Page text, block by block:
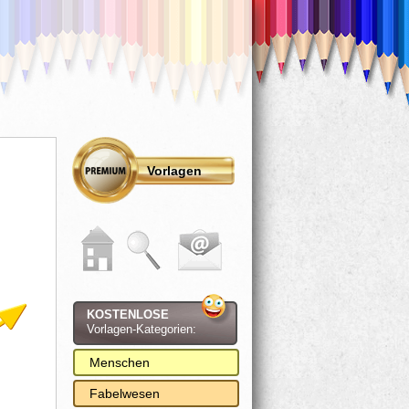
Vorlagen
KOSTENLOSE
Vorlagen-Kategorien:
Menschen
Fabelwesen